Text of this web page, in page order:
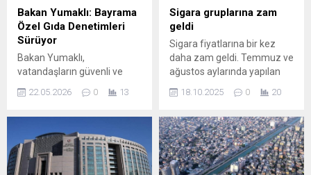
Bakan Yumaklı: Bayrama
Özel Gıda Denetimleri
Sürüyor
Bakan Yumaklı,
vatandaşların güvenli ve
sağlamak amacıyla hem
belirtti. Ekiplerin özellikle
kurban kesimiyle bağlantılı
kasaplık faaliyetleri ve toplu
22.05.2026 0 13
Sigara gruplarına zam
geldi
Sigara fiyatlarına bir kez
daha zam geldi. Temmuz ve
ağustos aylarında yapılan
ayında da tütün ürünleri
aldı. PM grubuyla başlayan
fiyat artışı, CB ve JTİ
gruplarına da sıçradı. Yeni
fiyatlar 17 Ekim 2025
18.10.2025 0 20